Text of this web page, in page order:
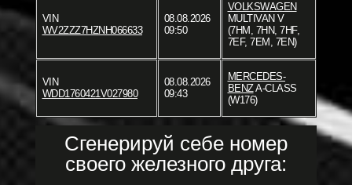
VIN
WV2ZZZ7HZNH066633
08.08.2026
09:50
VOLKSWAGEN
MULTIVAN V
(7HM, 7HN, 7HF,
7EF, 7EM, 7EN)
VIN
WDD1760421V027980
08.08.2026
09:43
MERCEDES-
BENZA-CLASS
(W176)
Сгенерируй себе номер
своего железного друга: